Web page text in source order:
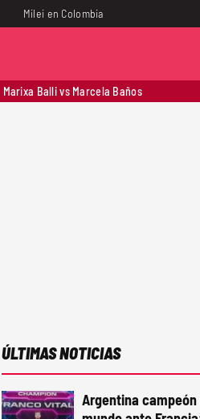
Milei en Colombia
Marixa Balli vs Marcela Baños
ÚLTIMAS NOTICIAS
Argentina campeón